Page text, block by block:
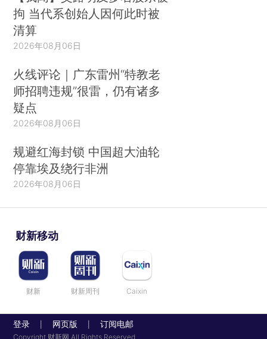
拘 当代系创始人因何此时被
清算
2026年08月06日
火线评论｜广东雷州“特教老
师招聘违规”很雷，仍有诸多
疑点
2026年08月06日
规避红海封锁 中国超大油轮
停靠埃及绕行非洲
2026年08月06日
财新移动
财新 财新周刊 Caixin
登录 网页版 订阅电邮
Copyright 财新网 All Rights Reserved